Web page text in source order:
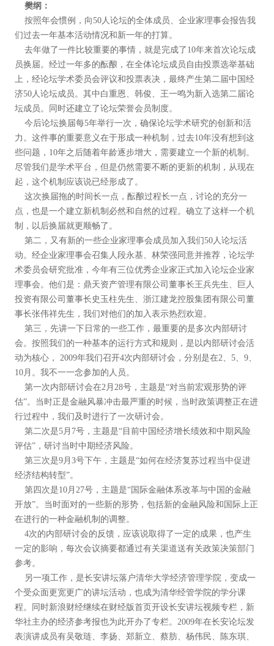
樊纲：
按照年会惯例，向50人论坛的全体成员、企业家理事会报告我
们过去一年基本活动情况和新一年的打算。
去年做了一件比较重要的事情，就是完成了10年来首次论坛成
员换届。经过一年多的酝酿，在全体论坛成员自由投票选举基础
上，经论坛学术委员会评议和投票表决，最终产生第二届中国经
济50人论坛成员。其中白重恩、韩俊、王一鸣为新入选第二届论
坛成员。同时还建立了论坛荣誉会员制度。
今后论坛换届每5年举行一次，确保论坛学术研究的创新和活
力。这件事的重要意义在于形成一种机制，过去10年没有想到这
些问题，10年之后随着年龄逐步增大，需要建立一个新的机制。
尽管我们是学术平台，但是仍然需要不断的更新的机制，从现在
起，这个机制应该说已经形成了。
这次换届拖的时间长一点，酝酿过程长一点，讨论的充分一
点，也是一个建立新机制必然和自然的过程。确立了这样一个机
制，以后换届就更顺畅了。
第二，又有新的一些企业家理事会成员加入我们50人论坛活
动。经企业家理事会召集人段永基、林荣强同意并推荐，论坛学
术委员会研究批准，今年有三位优秀企业家正式加入论坛企业家
理事会。他们是：鼎天资产管理有限公司董事长王兵先生、巨人
投资有限公司董事长史玉柱先生、浙江建龙控股集团有限公司董
事长张伟祥先生，我们对他们的加入表示热烈欢迎。
第三，先讲一下日常的一些工作，最重要的是多次内部研讨
会。按照我们的一种基本的运行方式和规则，是以内部研讨会活
动为核心， 2009年我们召开4次内部研讨会，分别是在2、5、9、
10月。我不一一念参加的人员。
第一次内部研讨会在2月28号，主题是“对当前宏观形势的评
估”。当时正是金融风暴冲击最严重的时候，当时政策调整正在进
行过程中，我们及时进行了一次研讨会。
第二次是5月7号，主题是“目前中国经济增长绩效和中期风险
评估”，研讨当时中期经济风险。
第三次是9月3号下午，主题是“如何在经济复苏过程当中促进
经济结构转型”。
第四次是10月27号，主题是“国际金融体系改革与中国的金融
开放”。当时面对的一些新的形势，包括新的金融风险和国际上正
在进行的一种金融机制的调整。
4次的内部研讨会的反馈，应该说取得了一定的成果，也产生
一定的影响，每次会议摘要都通过有关渠道送有关政策决策部门
参考。
另一项工作，是长安讲坛落户清华大学经济管理学院，变成一
个受众面更宽更广的讲坛活动，也成为清华经管学院的学分课
程。同时新浪财经继续在财经版首页开设长安讲坛视频专栏，新
华社主办的经济参考报也为此开办了专栏。2009年在长安论坛发
表演讲成员有吴敬琏、李扬、郑新立、蔡肪、杨伟民、陈东琪、